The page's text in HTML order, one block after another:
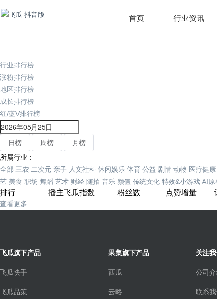
首页 行业资讯
行业排行榜
涨粉排行榜
地区排行榜
成长排行榜
红/蓝V排行榜
日榜 周榜
月榜
所属行业：
全部 三农 二次元 亲子 人文社科 休闲娱乐 体育 公益 剧情 动物 医疗健康
艺 美食 职场 舞蹈 艺术 财经 随拍 音乐 颜值 传统文化 特效&小游戏 AI原
排行 播主飞瓜指数 粉丝数 点赞增量
查看更多
飞瓜旗下产品
飞瓜快手
飞瓜品策
果集旗下产品
西瓜
云略
关注
公司
联系